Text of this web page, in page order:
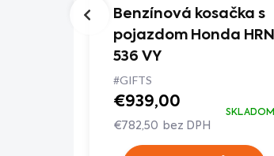
Benzínová kosačka s
pojazdom Honda HRN
536 VY
#GIFTS
€939,00
€782,50 bez DPH
SKLADOM